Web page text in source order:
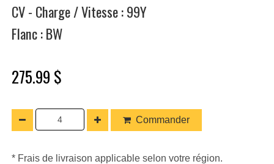
CV - Charge / Vitesse : 99Y
Flanc : BW
275.99 $
Commander
* Frais de livraison applicable selon votre région.